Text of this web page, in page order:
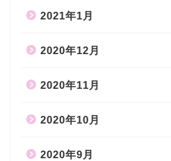
2021年1月
2020年12月
2020年11月
2020年10月
2020年9月